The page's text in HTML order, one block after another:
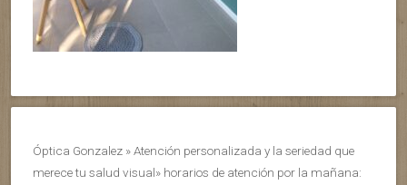
Óptica Gonzalez » Atención personalizada y la seriedad que
merece tu salud visual» horarios de atención por la mañana: